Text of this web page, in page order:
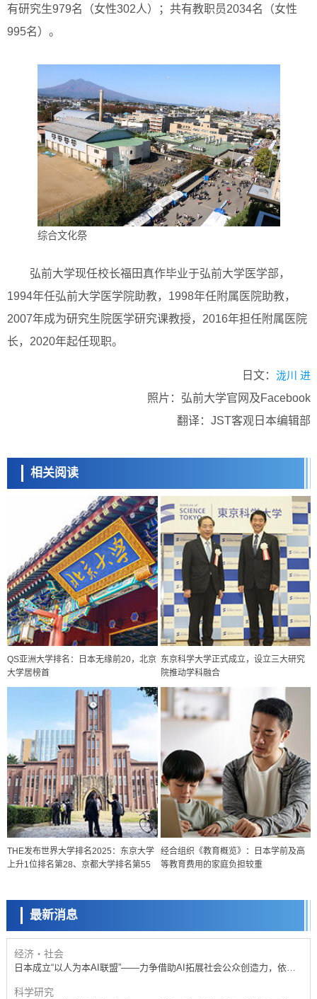
有研究生979名（女性302人）；共有教职员2034名（女性
995名）。
综合文化祭
弘前大学现任校长福田真作毕业于弘前大学医学部，
1994年任弘前大学医学院助教，1998年任附属医院助教，
2007年成为研究生院医学研究课教授，2016年担任附属医院
长，2020年起任现职。
日文： 泷川 进
照片：弘前大学官网及Facebook
翻译：JST客观日本编辑部
相关阅读
QS亚洲大学排名：日本无缘前20，北京
大学居榜首
东京科学大学正式成立，设立三大研究
院推动学科融合
THE发布世界大学排名2025：东京大学
上升1位排名第28、京都大学排名第55
经合组织《教育概览》：日本学前及高
等教育费用的家庭负担较重
最新消息
政策
日本科研费增设国际共同研究强化新类别，促进青年研究人员赴海外开
展研究
科学研究
京都大学高效生成光的构成单元“光子”，可应用于量子计算机
基础设施
经济・社会
日本成立“以人为本AI联盟”——力争借助AI拓展社会公众创造力，依托
产学合作推进研发
科学研究
大阪大学开发出膜脂质可视化工具，使脂质探针的高效开发成为可能
科学研究